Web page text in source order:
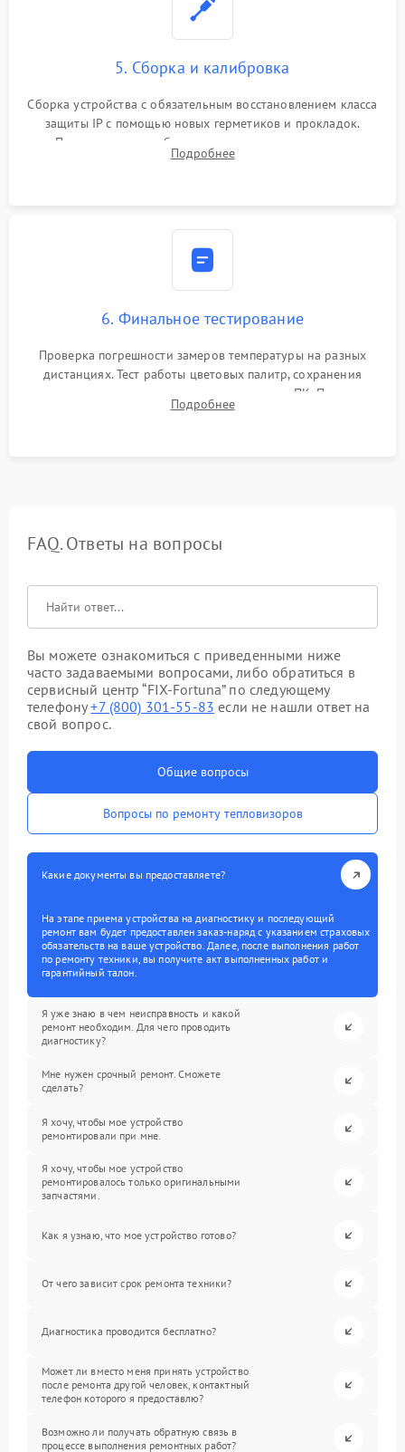
5. Сборка и калибровка
Сборка устройства с обязательным восстановлением класса
защиты IP с помощью новых герметиков и прокладок.
Программная калибровка матрицы по эталонному
абсолютно черному телу для точного измерения температур.
Подробнее
6. Финальное тестирование
Проверка погрешности замеров температуры на разных
дистанциях. Тест работы цветовых палитр, сохранения
термограмм в память и передачи данных на ПК. Проверка
автономности работы и итоговый контроль качества.
Подробнее
FAQ. Ответы на вопросы
Вы можете ознакомиться с приведенными ниже
часто задаваемыми вопросами, либо обратиться в
сервисный центр “FIX-Fortuna” по следующему
телефону+7 (800) 301-55-83 если не нашли ответ на
свой вопрос.
Общие вопросы
Вопросы по ремонту тепловизоров
Какие документы вы предоставляете?
На этапе приема устройства на диагностику и последующий
ремонт вам будет предоставлен заказ-наряд с указанием страховых
обязательств на ваше устройство. Далее, после выполнения работ
по ремонту техники, вы получите акт выполненных работ и
гарантийный талон.
Я уже знаю в чем неисправность и какой
ремонт необходим. Для чего проводить
диагностику?
Мне нужен срочный ремонт. Сможете
сделать?
Я хочу, чтобы мое устройство
ремонтировали при мне.
Я хочу, чтобы мое устройство
ремонтировалось только оригинальными
запчастями.
Как я узнаю, что мое устройство готово?
От чего зависит срок ремонта техники?
Диагностика проводится бесплатно?
Может ли вместо меня принять устройство
после ремонта другой человек, контактный
телефон которого я предоставлю?
Возможно ли получать обратную связь в
процессе выполнения ремонтных работ?